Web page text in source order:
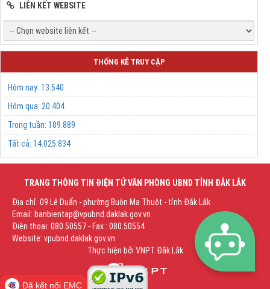
LIÊN KẾT WEBSITE
THỐNG KÊ TRUY CẬP
Hôm nay: 13.540
Hôm qua: 20.404
Trong tuần: 109.889
Tất cả: 14.025.834
TRANG THÔNG TIN ĐIỆN TỬ VĂN PHÒNG UBND TỈNH ĐẮK LẮK
Địa chỉ: 09 Lê Duẩn - phường Buôn Ma Thuột - tỉnh Đắk Lắk
Email: banbientap@vpubnd.daklak.gov.vn
Điện thoại: 080.50557 - Fax : 080.50554
Website: vpubnd.daklak.gov.vn
Thực hiện bởi VNPT Đắk Lắk
Đã kết nối EMC